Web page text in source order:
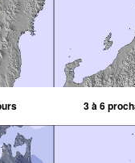
3 à 6